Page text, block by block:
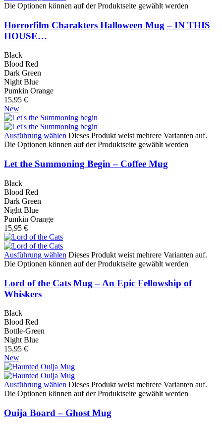
Die Optionen können auf der Produktseite gewählt werden
Horrorfilm Charakters Halloween Mug – IN THIS
HOUSE…
Black
Blood Red
Dark Green
Night Blue
Pumkin Orange
15,95 €
New
Ausführung wählen Dieses Produkt weist mehrere Varianten auf.
Die Optionen können auf der Produktseite gewählt werden
Let the Summoning Begin – Coffee Mug
Black
Blood Red
Dark Green
Night Blue
Pumkin Orange
15,95 €
Ausführung wählen Dieses Produkt weist mehrere Varianten auf.
Die Optionen können auf der Produktseite gewählt werden
Lord of the Cats Mug – An Epic Fellowship of
Whiskers
Black
Blood Red
Bottle-Green
Night Blue
15,95 €
New
Ausführung wählen Dieses Produkt weist mehrere Varianten auf.
Die Optionen können auf der Produktseite gewählt werden
Ouija Board – Ghost Mug